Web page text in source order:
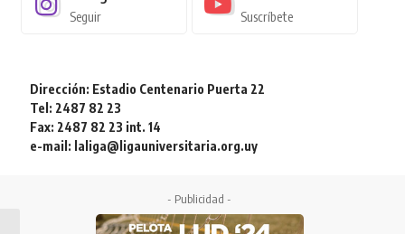
Seguir Suscríbete
Dirección: Estadio Centenario Puerta 22
Tel: 2487 82 23
Fax: 2487 82 23 int. 14
e-mail: laliga@ligauniversitaria.org.uy
- Publicidad -